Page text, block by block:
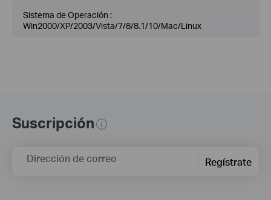
Sistema de Operación :
Win2000/XP/2003/Vista/7/8/8.1/10/Mac/Linux
Suscripción
Dirección de correo Regístrate